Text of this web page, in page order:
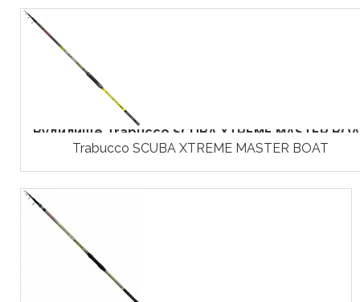
Вудилище Trabucco SCUBA XTREME MASTER
Trabucco SCUBA XTREME MASTER BOAT